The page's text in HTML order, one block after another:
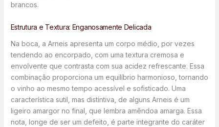
brancos.
Estrutura e Textura: Enganosamente Delicada
Na boca, a Arneis apresenta um corpo médio, por vezes
tendendo ao encorpado, com uma textura cremosa e
envolvente que contrasta com sua acidez refrescante. Essa
combinação proporciona um equilíbrio harmonioso, tornando
o vinho ao mesmo tempo acessível e sofisticado. Uma
característica sutil, mas distintiva, de alguns Arneis é um
ligeiro amargor no final, que lembra amêndoa amarga. Essa
nota, longe de ser um defeito, é parte integrante do caráter